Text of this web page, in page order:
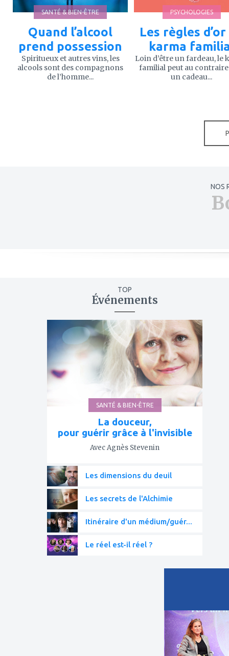
SANTÉ & BIEN-ÊTRE
Quand l’alcool
prend possession
Spiritueux et autres vins, les
alcools sont des compagnons
de l’homme...
PSYCHOLOGIES
Les règles d’or
karma
Loin d’être un fardeau, le
familial peut au
un cadeau...
NOS
TOP
Événements
mes
favoris
SANTÉ & BIEN-ÊTRE
La douceur,
pour guérir grâce à l'invisible
Avec Agnès Stevenin
Les dimensions du deuil
Les secrets de l'Alchimie
Itinéraire d'un médium/guér...
Le réel est-il réel ?
à
mes
favoris